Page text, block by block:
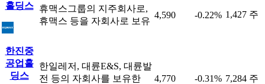
홀딩스
휴맥스그룹의 지주회사로,
휴맥스 등을 자회사로 보유
4,590 -0.22% 1,427 주
한진중
공업홀
딩스
한일레저, 대륜E&S, 대륜발
전 등의 자회사를 보유한
4,770 -0.31% 7,284 주